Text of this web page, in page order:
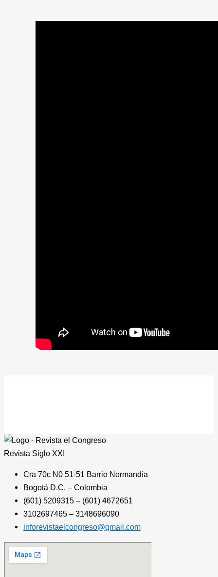
Revista Siglo XXI
Cra 70c N0 51-51 Barrio Normandía
Bogotá D.C. – Colombia
(601) 5209315 – (601) 4672651
3102697465 – 3148696090
inforevistaelcongreso@gmail.com